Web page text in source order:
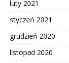
luty 2021
styczeń 2021
grudzień 2020
listopad 2020